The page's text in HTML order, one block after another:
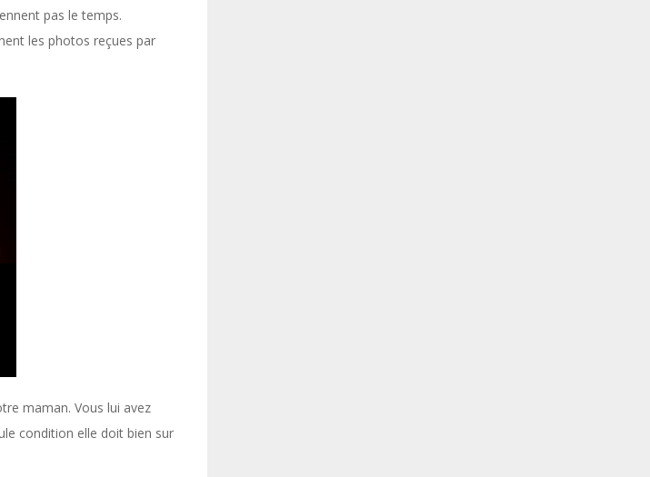
pas le temps.
les photos reçues par
maman. Vous lui avez
condition elle doit bien sur